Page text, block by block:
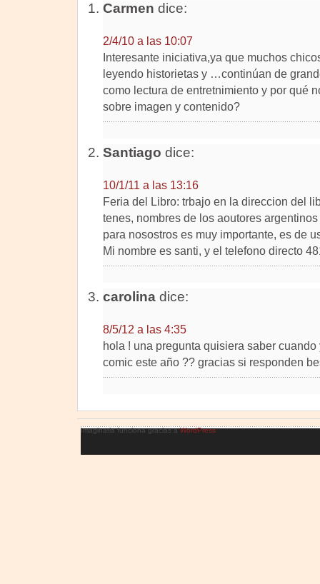
Carmen dice:
2/4/10 a las 10:07
Interesante iniciativa,ya que muchos
leyendo historietas y …continúan de
como lectura de entretnimiento y por qué
sobre imagen y contenido?
Santiago dice:
10/1/11 a las 13:16
Feria del Libro: trbajo en la direccion del
tenes, nombres de los aoutores
para nosostros es muy importante, es de
Mi nombre es santi, y el telefono directo
carolinadice:
8/5/12 a las 4:35
hola ! una pregunta quisiera saber
comic este año ?? gracias si responden
Imaginaria funciona gracias aWordPress